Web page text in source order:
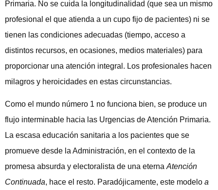
Primaria. No se cuida la longitudinalidad (que sea un mismo
profesional el que atienda a un cupo fijo de pacientes) ni se
tienen las condiciones adecuadas (tiempo, acceso a
distintos recursos, en ocasiones, medios materiales) para
proporcionar una atención integral. Los profesionales hacen
milagros y heroicidades en estas circunstancias.
Como el mundo número 1 no funciona bien, se produce un
flujo interminable hacia las Urgencias de Atención Primaria.
La escasa educación sanitaria a los pacientes que se
promueve desde la Administración, en el contexto de la
promesa absurda y electoralista de una eterna Atención
Continuada, hace el resto. Paradójicamente, este modelo a